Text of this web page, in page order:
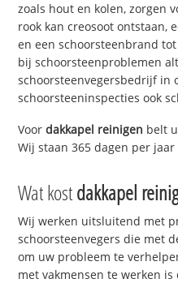
zoals hout en kolen, zorgen
rook kan creosoot ontstaan,
en een schoorsteenbrand
bij schoorsteenproblemen
schoorsteenvegersbedrijf in
schoorsteeninspecties ook
Voordakkapel reinigen belt
Wij staan 365 dagen per
Wat kostdakkapel
Wij werken uitsluitend met
schoorsteenvegers die met
om uw probleem te
met vakmensen te werken